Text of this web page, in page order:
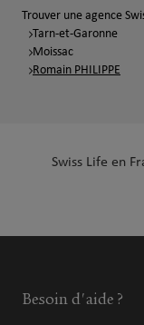
Trouver une agence
Tarn-et-Garonne
Moissac
Romain PHILIPPE
Swiss Life en
Besoin d'aide ?